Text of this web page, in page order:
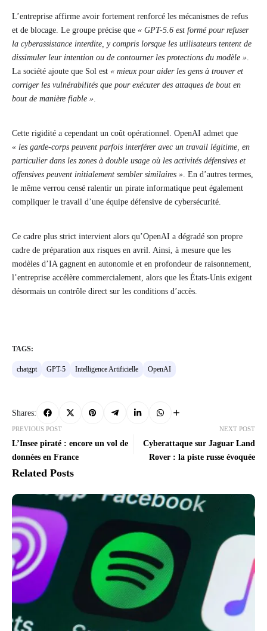
L’entreprise affirme avoir fortement renforcé les mécanismes de refus
et de blocage. Le groupe précise que « GPT-5.6 est formé pour refuser
la cyberassistance interdite, y compris lorsque les utilisateurs tentent de
dissimuler leur intention ou de contourner les protections du modèle ».
La société ajoute que Sol est « mieux pour aider les gens à trouver et
corriger les vulnérabilités que pour exécuter des attaques de bout en
bout de manière fiable ».
Cette rigidité a cependant un coût opérationnel. OpenAI admet que
« les garde-corps peuvent parfois interférer avec un travail légitime, en
particulier dans les zones à double usage où les activités défensives et
offensives peuvent initialement sembler similaires ». En d’autres termes,
le même verrou censé ralentir un pirate informatique peut également
compliquer le travail d’une équipe défensive de cybersécurité.
Ce cadre plus strict intervient alors qu’OpenAI a dégradé son propre
cadre de préparation aux risques en avril. Ainsi, à mesure que les
modèles d’IA gagnent en autonomie et en profondeur de raisonnement,
l’entreprise accélère commercialement, alors que les États-Unis exigent
désormais un contrôle direct sur les conditions d’accès.
TAGS:
chatgpt GPT-5 Intelligence Artificielle OpenAI
Shares:
PREVIOUS POST
L’Insee piraté : encore un vol de
données en France
NEXT POST
Cyberattaque sur Jaguar Land
Rover : la piste russe évoquée
Related Posts